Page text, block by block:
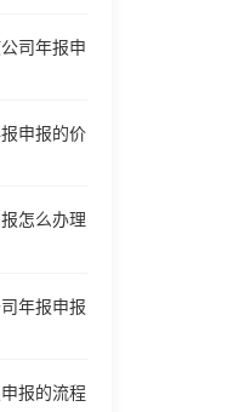
司年报申
申报的价
怎么办理
年报申报
报的流程